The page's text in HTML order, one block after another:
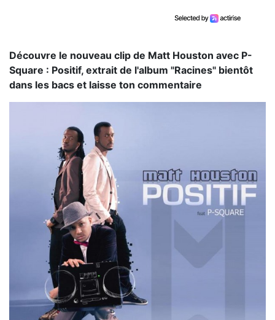
Découvre le nouveau clip de Matt Houston avec P-
Square : Positif, extrait de l'album "Racines" bientôt
dans les bacs et laisse ton commentaire